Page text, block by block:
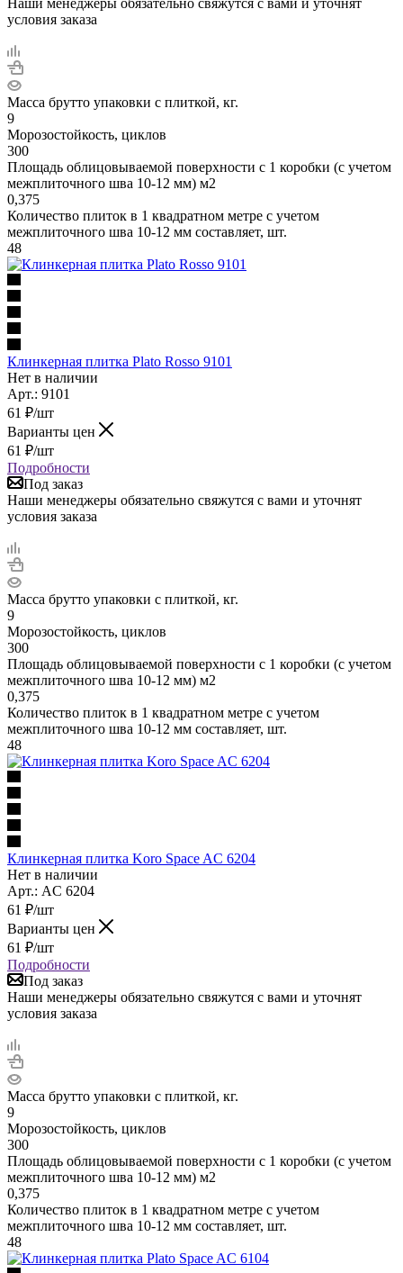
условия заказа
Масса брутто упаковки с плиткой, кг.
9
Морозостойкость, циклов
300
Площадь облицовываемой поверхности с 1 коробки (с учетом
межплиточного шва 10-12 мм) м2
0,375
Количество плиток в 1 квадратном метре с учетом
межплиточного шва 10-12 мм составляет, шт.
48
Клинкерная плитка Plato Rosso 9101
Нет в наличии
Арт.: 9101
61 ₽/шт
Варианты цен
61 ₽/шт
Подробности
Под заказ
Наши менеджеры обязательно свяжутся с вами и уточнят
условия заказа
Масса брутто упаковки с плиткой, кг.
9
Морозостойкость, циклов
300
Площадь облицовываемой поверхности с 1 коробки (с учетом
межплиточного шва 10-12 мм) м2
0,375
Количество плиток в 1 квадратном метре с учетом
межплиточного шва 10-12 мм составляет, шт.
48
Клинкерная плитка Koro Space AC 6204
Нет в наличии
Арт.: AC 6204
61 ₽/шт
Варианты цен
61 ₽/шт
Подробности
Под заказ
Наши менеджеры обязательно свяжутся с вами и уточнят
условия заказа
Масса брутто упаковки с плиткой, кг.
9
Морозостойкость, циклов
300
Площадь облицовываемой поверхности с 1 коробки (с учетом
межплиточного шва 10-12 мм) м2
0,375
Количество плиток в 1 квадратном метре с учетом
межплиточного шва 10-12 мм составляет, шт.
48